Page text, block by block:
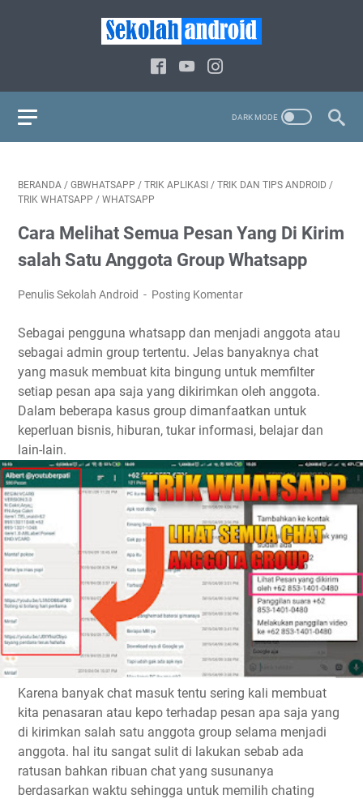
BERANDA / GBWHATSAPP / TRIK APLIKASI / TRIK DAN TIPS ANDROID /
TRIK WHATSAPP / WHATSAPP
Cara Melihat Semua Pesan Yang Di Kirim
salah Satu Anggota Group Whatsapp
Penulis Sekolah Android Posting Komentar
Sebagai pengguna whatsapp dan menjadi anggota atau
sebagai admin group tertentu. Jelas banyaknya chat
yang masuk membuat kita bingung untuk memfilter
setiap pesan apa saja yang dikirimkan oleh anggota.
Dalam beberapa kasus group dimanfaatkan untuk
keperluan bisnis, hiburan, tukar informasi, belajar dan
lain-lain.
Karena banyak chat masuk tentu sering kali membuat
kita penasaran atau kepo terhadap pesan apa saja yang
di kirimkan salah satu anggota group selama menjadi
anggota. hal itu sangat sulit di lakukan sebab ada
ratusan bahkan ribuan chat yang susunanya
berdasarkan waktu sehingga untuk memilih chating